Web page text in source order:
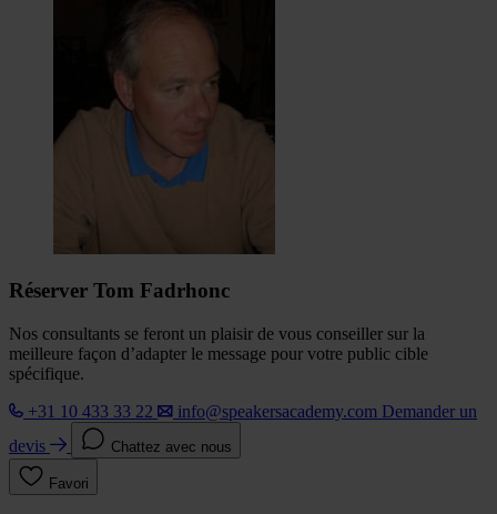
Réserver Tom Fadrhonc
Nos consultants se feront un plaisir de vous conseiller sur la
meilleure façon d’adapter le message pour votre public cible
spécifique.
+31 10 433 33 22
info@speakersacademy.com Demander un
devis
Chattez avec nous
Favori